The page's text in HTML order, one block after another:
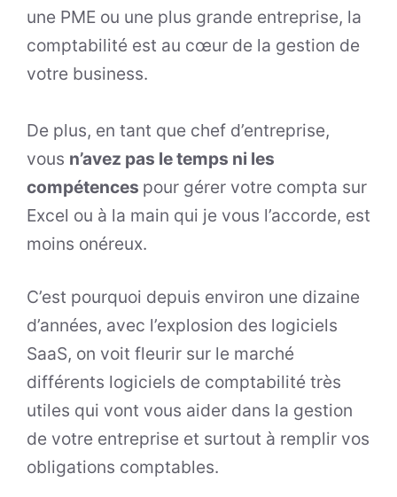
une PME ou une plus grande entreprise, la
comptabilité est au cœur de la gestion de
votre business.
De plus, en tant que chef d’entreprise,
vous n’avez pas le temps ni les
compétences pour gérer votre compta sur
Excel ou à la main qui je vous l’accorde, est
moins onéreux.
C’est pourquoi depuis environ une dizaine
d’années, avec l’explosion des logiciels
SaaS, on voit fleurir sur le marché
différents logiciels de comptabilité très
utiles qui vont vous aider dans la gestion
de votre entreprise et surtout à remplir vos
obligations comptables.